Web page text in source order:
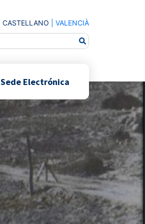
CASTELLANO VALENCIÀ
Sede Electrónica